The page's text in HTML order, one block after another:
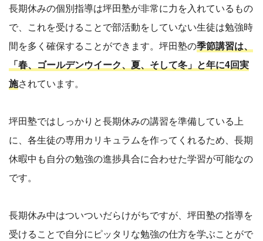
長期休みの個別指導は坪田塾が非常に力を入れているもの
で、これを受けることで部活動をしていない生徒は勉強時
間を多く確保することができます。坪田塾の季節講習は、
「春、ゴールデンウイーク、夏、そして冬」と年に4回実
施されています。
坪田塾ではしっかりと長期休みの講習を準備している上
に、各生徒の専用カリキュラムを作ってくれるため、長期
休暇中も自分の勉強の進捗具合に合わせた学習が可能なの
です。
長期休み中はついついだらけがちですが、坪田塾の指導を
受けることで自分にピッタリな勉強の仕方を学ぶことがで